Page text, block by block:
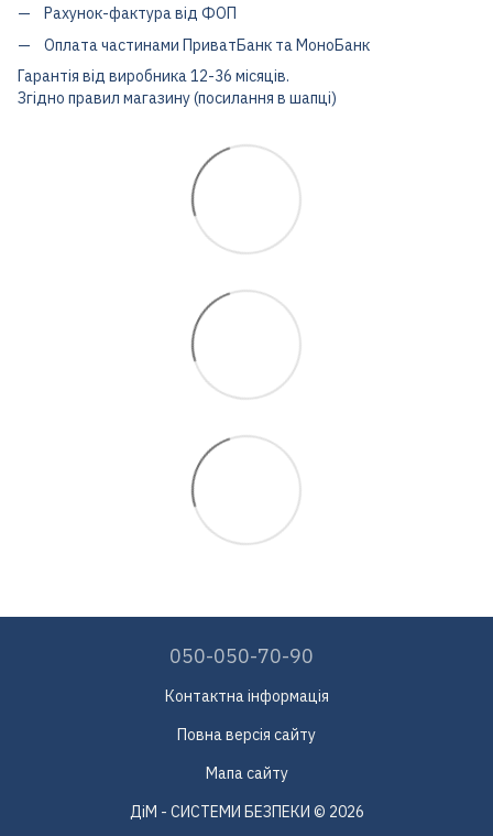
Рахунок-фактура від ФОП
Оплата частинами ПриватБанк та МоноБанк
Гарантія від виробника 12-36 місяців.
Згідно правил магазину (посилання в шапці)
050-050-70-90
Контактна інформація
Повна версія сайту
Мапа сайту
ДіМ - СИСТЕМИ БЕЗПЕКИ © 2026